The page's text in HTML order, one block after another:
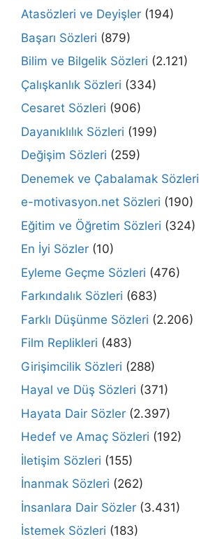
Atasözleri ve Deyişler (194)
Başarı Sözleri (879)
Bilim ve Bilgelik Sözleri (2.121)
Çalışkanlık Sözleri (334)
Cesaret Sözleri (906)
Dayanıklılık Sözleri (199)
Değişim Sözleri (259)
Denemek ve Çabalamak Sözleri
e-motivasyon.net Sözleri (190)
Eğitim ve Öğretim Sözleri (324)
En İyi Sözler (10)
Eyleme Geçme Sözleri (476)
Farkındalık Sözleri (683)
Farklı Düşünme Sözleri (2.206)
Film Replikleri (483)
Girişimcilik Sözleri (288)
Hayal ve Düş Sözleri (371)
Hayata Dair Sözler (2.397)
Hedef ve Amaç Sözleri (192)
İletişim Sözleri (155)
İnanmak Sözleri (262)
İnsanlara Dair Sözler (3.431)
İstemek Sözleri (183)